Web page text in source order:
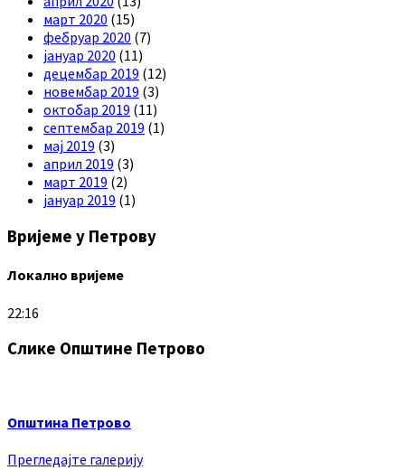
март 2020 (15)
фебруар 2020 (7)
јануар 2020 (11)
децембар 2019 (12)
новембар 2019 (3)
октобар 2019 (11)
септембар 2019 (1)
мај 2019 (3)
април 2019 (3)
март 2019 (2)
јануар 2019 (1)
Вријеме у Петрову
Локално вријеме
22:16
Слике Општине Петрово
Општина Петрово
Прегледајте галерију